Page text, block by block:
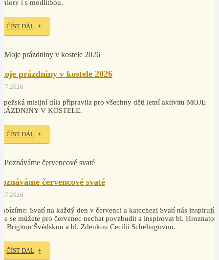
i s modlitbou.
ČÍST DÁL
prázdniny v kostele 2026
misijní díla připravila pro všechny děti letní aktivitu MOJE
V KOSTELE.
ČÍST DÁL
červencové svaté
Svatí na každý den v červenci a katechezi Svatí nás inspirují,
se můžete pro červenec nechat povzbudit a inspirovat bl.
Brigitou Švédskou a bl. Zdenkou Cecílií Schelingovou.
ČÍST DÁL